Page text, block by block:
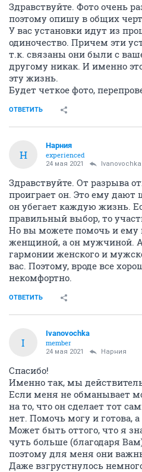
Здравствуйте. Фото очень
поэтому опишу в общих
У вас установки идут из
одиночество. Причем эти
т.к. связаны они были с
другому никак. И именно
эту жизнь.
Будет четкое фото,
ОТВЕТИТЬ
Н
Нарния
experienced
24 мая 2021 Ivanovochka
Здравствуйте. От разрыва
проиграет он. Это ему дают
он убегает каждую жизнь.
правильный выбор, то
Но вы можете помочь и
женщиной, а он мужчиной. А
гармонии женского и
вас. Поэтому, вроде все
некомфортно.
ОТВЕТИТЬ
I
Ivanovochka
member
24 мая 2021 Нарния
Спасибо!
Именно так, мы
Если меня не обманывает
на то, что он сделает тот
нет. Помочь могу и готова, а
Может быть оттого, что я
чуть больше (благодаря
поэтому для меня они
Даже взгрустнулось